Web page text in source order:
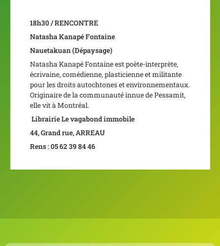
18h30 / RENCONTRE
Natasha Kanapé Fontaine
Nauetakuan(Dépaysage)
Natasha Kanapé Fontaine est poète-interprète,
écrivaine, comédienne, plasticienne et militante
pour les droits autochtones et environnementaux.
Originaire de la communauté innue de Pessamit,
elle vit à Montréal.
Librairie Le vagabond immobile
44, Grand rue, ARREAU
Rens : 05 62 39 84 46